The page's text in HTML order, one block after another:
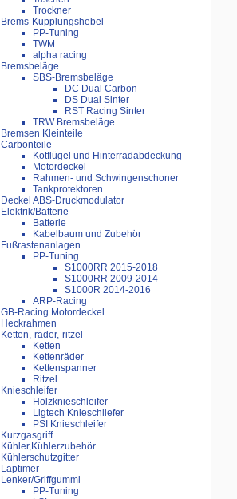
Trockner
Brems-Kupplungshebel
PP-Tuning
TWM
alpha racing
Bremsbeläge
SBS-Bremsbeläge
DC Dual Carbon
DS Dual Sinter
RST Racing Sinter
TRW Bremsbeläge
Bremsen Kleinteile
Carbonteile
Kotflügel und Hinterradabdeckung
Motordeckel
Rahmen- und Schwingenschoner
Tankprotektoren
Deckel ABS-Druckmodulator
Elektrik/Batterie
Batterie
Kabelbaum und Zubehör
Fußrastenanlagen
PP-Tuning
S1000RR 2015-2018
S1000RR 2009-2014
S1000R 2014-2016
ARP-Racing
GB-Racing Motordeckel
Heckrahmen
Ketten,-räder,-ritzel
Ketten
Kettenräder
Kettenspanner
Ritzel
Knieschleifer
Holzknieschleifer
Ligtech Knieschliefer
PSI Knieschleifer
Kurzgasgriff
Kühler,Kühlerzubehör
Kühlerschutzgitter
Laptimer
Lenker/Griffgummi
PP-Tuning